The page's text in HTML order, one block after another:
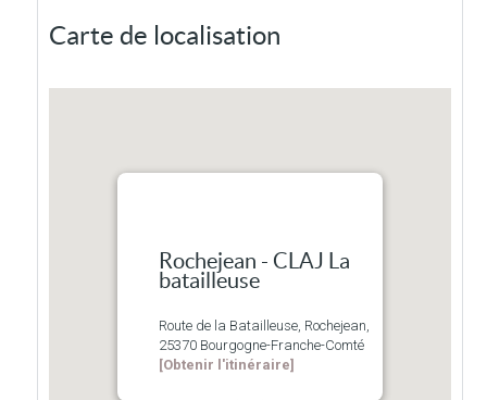
Carte de localisation
Rochejean - CLAJ La
batailleuse
Route de la Batailleuse, Rochejean,
25370 Bourgogne-Franche-Comté
[Obtenir l'itinéraire]